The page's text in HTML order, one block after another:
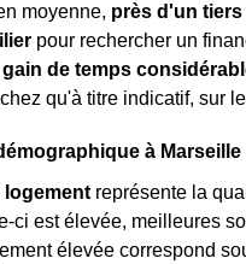
moyenne, près d'un
pour rechercher un
gain de temps
qu'à titre indicatif, sur
à Marseille
logement représente la
ci est élevée, meilleures
élevée correspond